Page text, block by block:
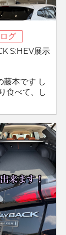
グ
S:HEV展示
藤本です し
食べて、し